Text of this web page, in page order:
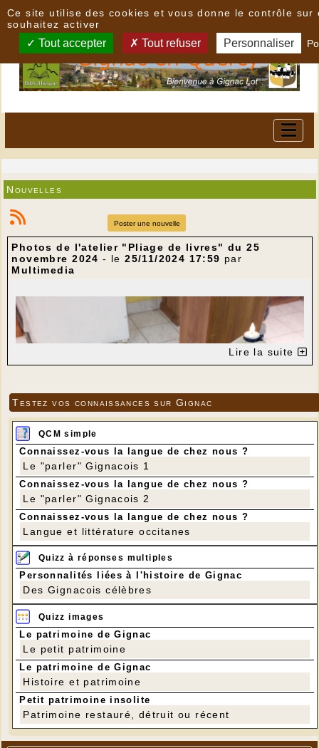
Nouvelles
Poster une nouvelle
Photos de l'atelier "Pliage de livres" du 25
novembre 2024 - le25/11/2024 17:59 par
Multimedia
Lire la suite
Testez vos connaissances sur Gignac
QCM simple
Connaissez-vous la langue de chez nous ?
Le "parler" Gignacois 1
Connaissez-vous la langue de chez nous ?
Le "parler" Gignacois 2
Connaissez-vous la langue de chez nous ?
Langue et littérature occitanes
Quizz à réponses multiples
Personnalités liées à l'histoire de Gignac
Des Gignacois célèbres
Quizz images
Le patrimoine de Gignac
Le petit patrimoine
Le patrimoine de Gignac
Histoire et patrimoine
Petit patrimoine insolite
Patrimoine restauré, détruit ou récent
Ce site utilise des cookies et vous donne le contrôle sur
souhaitez activer
Tout accepter Tout refuser Personnaliser